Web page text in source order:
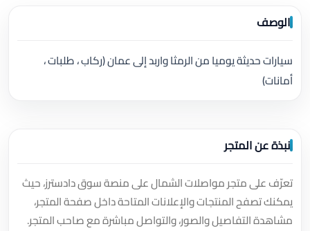
الوصف
سيارات حديثة يوميا من الرمثا واربد إلى عمان (ركاب ، طلبات ،
أمانات)
نبذة عن المتجر
تعرّف على متجر مواصلات الشمال على منصة سوق دادسترز، حيث
يمكنك تصفح المنتجات والإعلانات المتاحة داخل صفحة المتجر،
مشاهدة التفاصيل والصور، والتواصل مباشرة مع صاحب المتجر.